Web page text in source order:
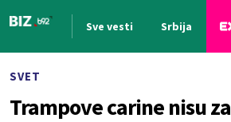
Sve vesti Srbija
SVET
Trampove carine nisu